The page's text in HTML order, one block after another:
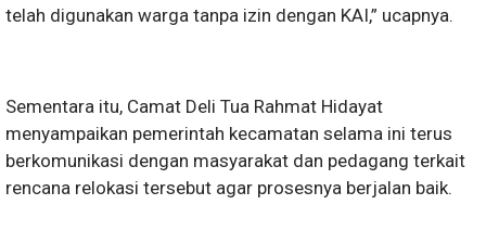
telah digunakan warga tanpa izin dengan KAI,” ucapnya.
Sementara itu, Camat Deli Tua Rahmat Hidayat
menyampaikan pemerintah kecamatan selama ini terus
berkomunikasi dengan masyarakat dan pedagang terkait
rencana relokasi tersebut agar prosesnya berjalan baik.